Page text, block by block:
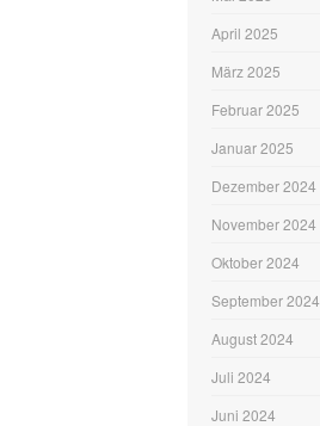
April 2025
März 2025
Februar 2025
Januar 2025
Dezember 2024
November 2024
Oktober 2024
September 2024
August 2024
Juli 2024
Juni 2024